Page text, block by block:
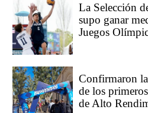
La Selección
supo ganar
Juegos
Confirmaron
de los
de Alto